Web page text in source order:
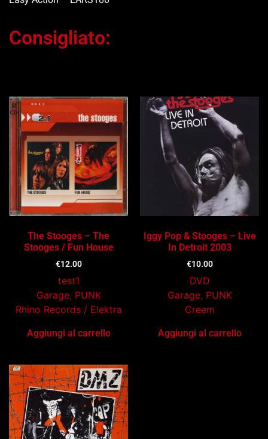
Consigliato:
The Stooges – The
Stooges / Fun House
€12.00
test1
Garage, PUNK
Rhino Records / Elektra
Aggiungi al carrello
Iggy Pop & Stooges – Live
In Detroit 2003
€10.00
DVD
Garage, PUNK
Creem
Aggiungi al carrello